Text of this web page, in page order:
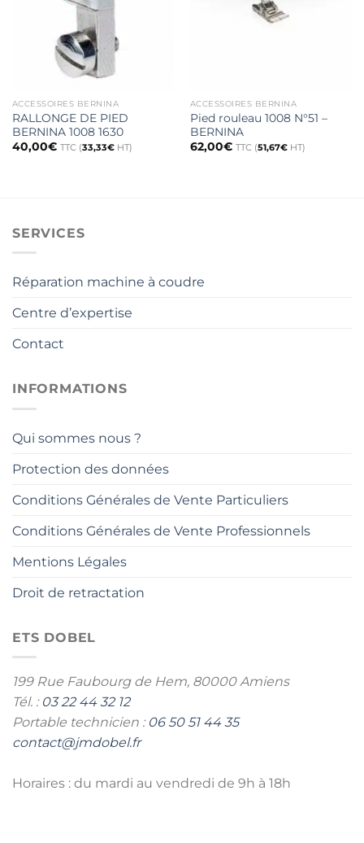
ACCESSOIRES BERNINA
RALLONGE DE PIED
BERNINA 1008 1630
40,00€ TTC (33,33€HT)
ACCESSOIRES BERNINA
Pied rouleau 1008 N°51 –
BERNINA
62,00€ TTC (51,67€HT)
SERVICES
Réparation machine à coudre
Centre d’expertise
Contact
INFORMATIONS
Qui sommes nous ?
Protection des données
Conditions Générales de Vente Particuliers
Conditions Générales de Vente Professionnels
Mentions Légales
Droit de retractation
ETS DOBEL
199 Rue Faubourg de Hem, 80000 Amiens
Tél. : 03 22 44 32 12
Portable technicien : 06 50 51 44 35
contact@jmdobel.fr
Horaires : du mardi au vendredi de 9h à 18h